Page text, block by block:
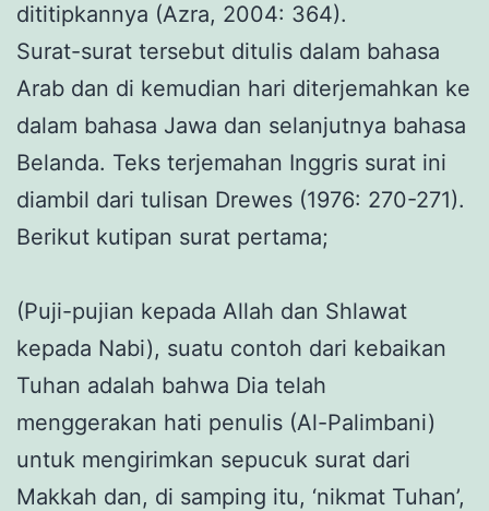
dititipkannya (Azra, 2004: 364).
Surat-surat tersebut ditulis dalam bahasa
Arab dan di kemudian hari diterjemahkan ke
dalam bahasa Jawa dan selanjutnya bahasa
Belanda. Teks terjemahan Inggris surat ini
diambil dari tulisan Drewes (1976: 270-271).
Berikut kutipan surat pertama;
(Puji-pujian kepada Allah dan Shlawat
kepada Nabi), suatu contoh dari kebaikan
Tuhan adalah bahwa Dia telah
menggerakan hati penulis (Al-Palimbani)
untuk mengirimkan sepucuk surat dari
Makkah dan, di samping itu, ‘nikmat Tuhan’,